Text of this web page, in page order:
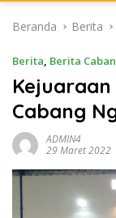
Beranda Berita
Berita, Berita
Kejuaraan
Cabang
ADMIN4
29 Maret 2022